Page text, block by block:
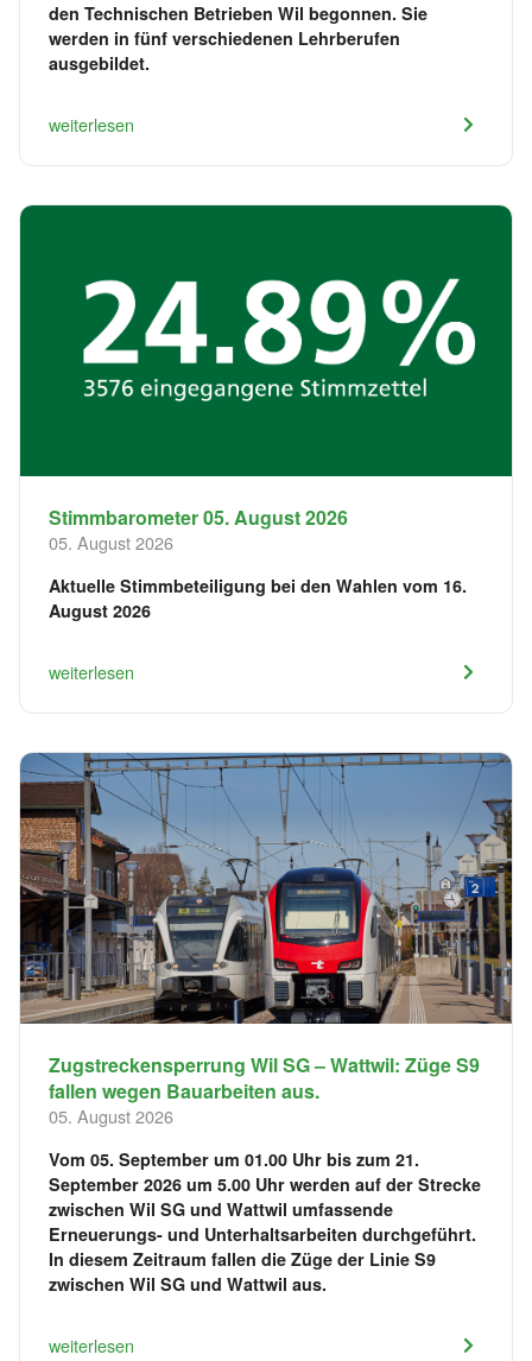
den Technischen Betrieben Wil begonnen. Sie
werden in fünf verschiedenen Lehrberufen
ausgebildet.
weiterlesen
Stimmbarometer 05. August 2026
05. August 2026
Aktuelle Stimmbeteiligung bei den Wahlen vom 16.
August 2026
weiterlesen
Zugstreckensperrung Wil SG – Wattwil: Züge S9
fallen wegen Bauarbeiten aus.
05. August 2026
Vom 05. September um 01.00 Uhr bis zum 21.
September 2026 um 5.00 Uhr werden auf der Strecke
zwischen Wil SG und Wattwil umfassende
Erneuerungs- und Unterhaltsarbeiten durchgeführt.
In diesem Zeitraum fallen die Züge der Linie S9
zwischen Wil SG und Wattwil aus.
weiterlesen